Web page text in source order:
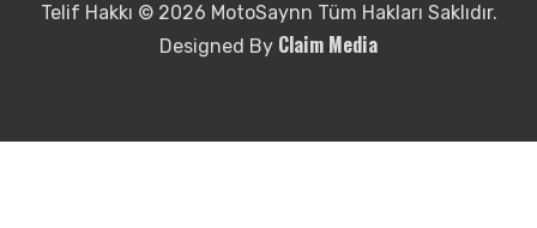
Telif Hakkı © 2026 MotoSaynn Tüm Hakları Saklıdır.
Designed By Claim Media